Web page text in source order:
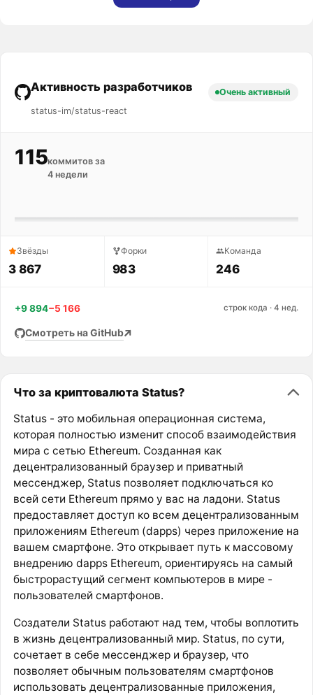
Активность разработчиков
status-im/status-react
Очень активный
115коммитов за
4 недели
Звёзды
3 867
Форки
983
Команда
246
+9 894−5 166 строк кода · 4 нед.
Смотреть на GitHub
Что за криптовалюта Status?
Status - это мобильная операционная система,
которая полностью изменит способ взаимодействия
мира с сетью Ethereum. Созданная как
децентрализованный браузер и приватный
мессенджер, Status позволяет подключаться ко
всей сети Ethereum прямо у вас на ладони. Status
предоставляет доступ ко всем децентрализованным
приложениям Ethereum (dapps) через приложение на
вашем смартфоне. Это открывает путь к массовому
внедрению dapps Ethereum, ориентируясь на самый
быстрорастущий сегмент компьютеров в мире -
пользователей смартфонов.
Создатели Status работают над тем, чтобы воплотить
в жизнь децентрализованный мир. Status, по сути,
сочетает в себе мессенджер и браузер, что
позволяет обычным пользователям смартфонов
использовать децентрализованные приложения,